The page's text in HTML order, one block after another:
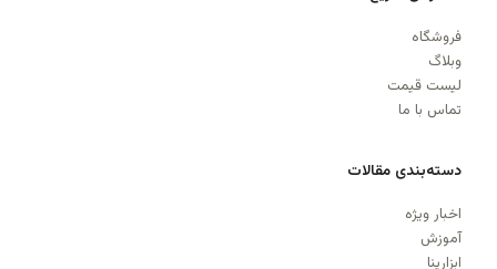
فروشگاه
وبلاگ
لیست قیمت
تماس با ما
دسته‌بندی مقالات
اخبار ویژه
آموزش
ابزارینا